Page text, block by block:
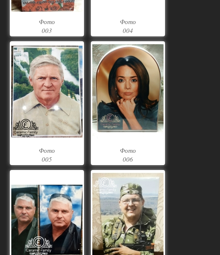
Фото
003
Фото
004
Фото
005
Фото
006